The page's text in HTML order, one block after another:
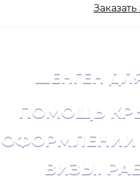
ШЕНГЕН
ПОМОЩЬ
ОФОРМЛЕНИИ
ВИЗЫ.